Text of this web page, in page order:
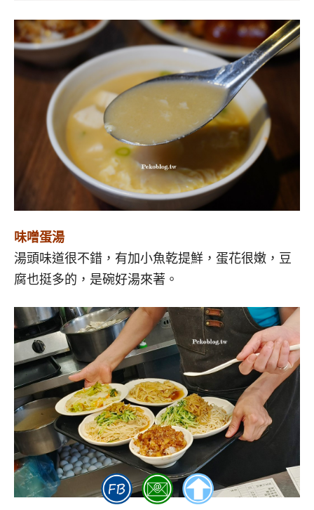
味噌蛋湯
湯頭味道很不錯，有加小魚乾提鮮，蛋花很嫩，豆
腐也挺多的，是碗好湯來著。